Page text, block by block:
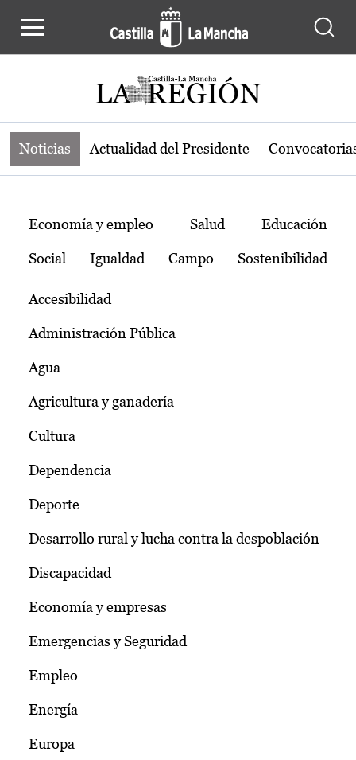
Noticias de la región de Castilla-La
Noticias Actualidad del Presidente
Temas
Economía y empleo Salud Educación
Social Igualdad Campo Sostenibilidad
Accesibilidad
Administración Pública
Agua
Agricultura y ganadería
Cultura
Dependencia
Deporte
Desarrollo rural y lucha contra la despoblación
Discapacidad
Economía y empresas
Emergencias y Seguridad
Empleo
Energía
Europa